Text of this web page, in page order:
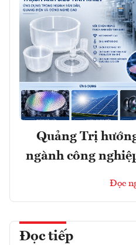
Quảng Trị
ngành công
Đọc
Đọc tiếp